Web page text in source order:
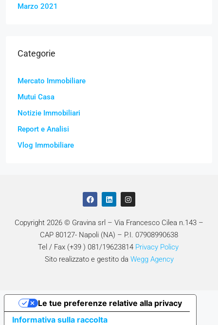
Marzo 2021
Categorie
Mercato Immobiliare
Mutui Casa
Notizie Immobiliari
Report e Analisi
Vlog Immobiliare
Copyright 2026 © Gravina srl – Via Francesco Cilea n.143 –
CAP 80127- Napoli (NA) – P.I. 07908990638
Tel / Fax (+39 ) 081/19623814 Privacy Policy
Sito realizzato e gestito da Wegg Agency
Informativa sulla raccolta
Le tue preferenze relative alla privacy